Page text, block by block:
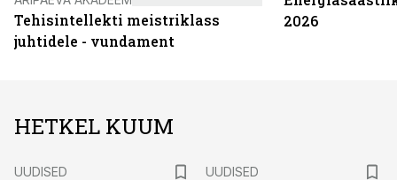
Tehisintellekti meistriklass
juhtidele - vundament
2026
HETKEL KUUM
UUDISED
UUDISED